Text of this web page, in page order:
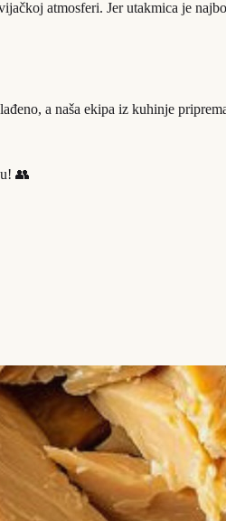
atmosferi. Jer utakmica je
a naša ekipa iz kuhinje
👥